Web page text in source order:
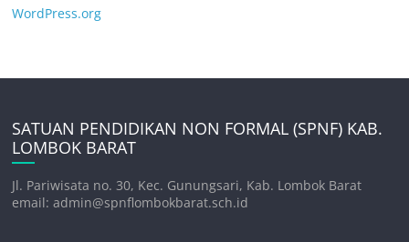
WordPress.org
SATUAN PENDIDIKAN NON FORMAL (SPNF) KAB.
LOMBOK BARAT
Jl. Pariwisata no. 30, Kec. Gunungsari, Kab. Lombok Barat
email: admin@spnflombokbarat.sch.id